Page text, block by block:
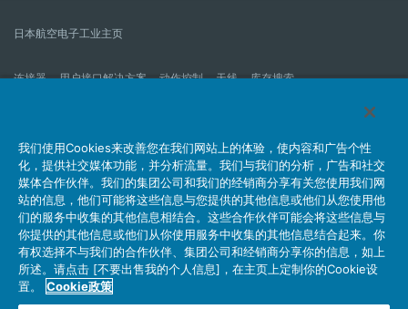
日本航空电子工业主页
连接器 用户接口解决方案 动作控制 天线 库存搜索
我们的公司 企业社会责任 IR消息 公司新到信息列表
产品信息新的列表
网站地图
联系我们
个人信息保护方针 JAE Cookie政策
关于利用本网站
社交媒体官方账号运营方针
我们使用Cookies来改善您在我们网站上的体验，使内容和广告个性
化，提供社交媒体功能，并分析流量。我们与我们的分析，广告和社交
媒体合作伙伴。我们的集团公司和我们的经销商分享有关您使用我们网
站的信息，他们可能将这些信息与您提供的其他信息或他们从您使用他
们的服务中收集的其他信息相结合。这些合作伙伴可能会将这些信息与
你提供的其他信息或他们从你使用服务中收集的其他信息结合起来。你
有权选择不与我们的合作伙伴、集团公司和经销商分享你的信息，如上
所述。请点击 [不要出售我的个人信息]，在主页上定制你的Cookie设
置。
Cookie政策